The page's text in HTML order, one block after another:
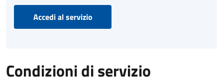
Accedi al servizio
Condizioni di servizio